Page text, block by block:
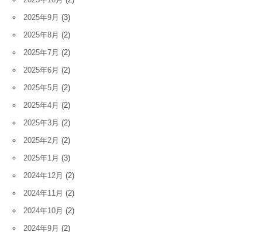
2025年9月 (3)
2025年8月 (2)
2025年7月 (2)
2025年6月 (2)
2025年5月 (2)
2025年4月 (2)
2025年3月 (2)
2025年2月 (2)
2025年1月 (3)
2024年12月 (2)
2024年11月 (2)
2024年10月 (2)
2024年9月 (2)